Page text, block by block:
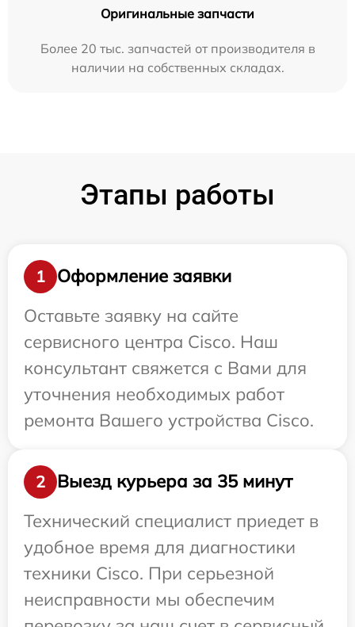
Оригинальные запчасти
Более 20 тыс. запчастей от производителя в
наличии на собственных складах.
Этапы работы
1
Оформление заявки
Оставьте заявку на сайте
сервисного центра Cisco. Наш
консультант свяжется с Вами для
уточнения необходимых работ
ремонта Вашего устройства Cisco.
2
Выезд курьера за 35 минут
Технический специалист приедет в
удобное время для диагностики
техники Cisco. При серьезной
неисправности мы обеспечим